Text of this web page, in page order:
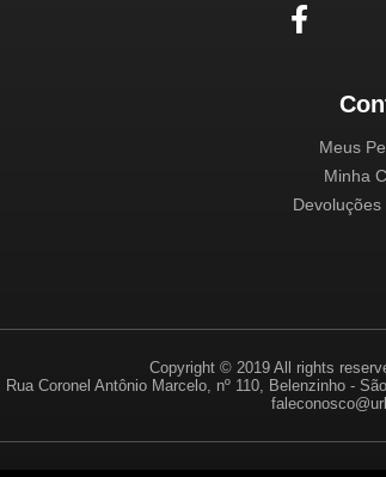
Meus
Minha
Copyright © 2019 All rights
Rua Coronel Antônio Marcelo, nº 110, Belenzinho -